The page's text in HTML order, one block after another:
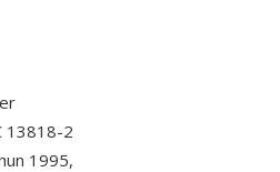
13818-2
1995,